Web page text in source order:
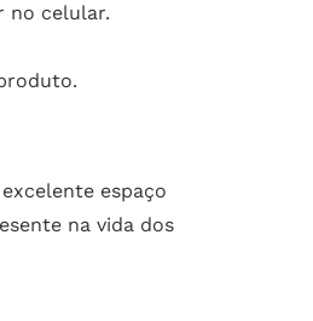
no celular.
espaço
na vida dos